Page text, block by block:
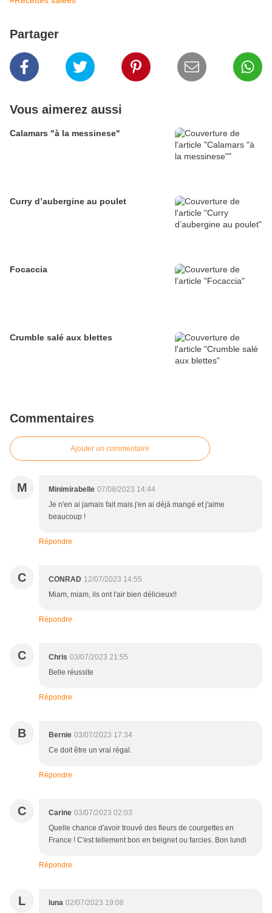
Partager
Vous aimerez aussi
Calamars "à la messinese"
Curry d’aubergine au poulet
Focaccia
Crumble salé aux blettes
Commentaires
Ajouter un commentaire
M Minimirabelle 07/08/2023 14:44
Je n'en ai jamais fait mais j'en ai déjà mangé et j'aime
beaucoup !
Répondre
C CONRAD 12/07/2023 14:55
Miam, miam, ils ont l'air bien délicieux!!
Répondre
C Chris 03/07/2023 21:55
Belle réussite
Répondre
B Bernie 03/07/2023 17:34
Ce doit être un vrai régal.
Répondre
C Carine 03/07/2023 02:03
Quelle chance d'avoir trouvé des fleurs de courgettes en
France ! C'est tellement bon en beignet ou farcies. Bon lundi
Répondre
L luna 02/07/2023 19:08